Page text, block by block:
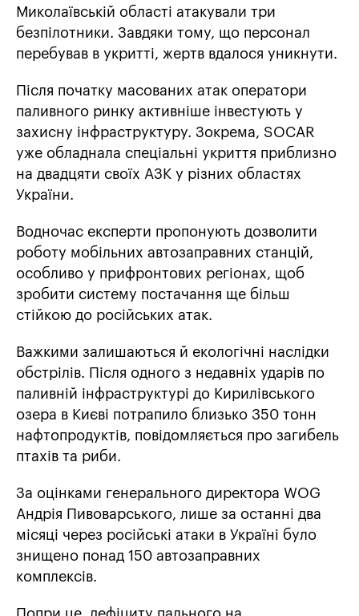
Миколаївській області атакували три
безпілотники. Завдяки тому, що персонал
перебував в укритті, жертв вдалося уникнути.
Після початку масованих атак оператори
паливного ринку активніше інвестують у
захисну інфраструктуру. Зокрема, SOCAR
уже обладнала спеціальні укриття приблизно
на двадцяти своїх АЗК у різних областях
України.
Водночас експерти пропонують дозволити
роботу мобільних автозаправних станцій,
особливо у прифронтових регіонах, щоб
зробити систему постачання ще більш
стійкою до російських атак.
Важкими залишаються й екологічні наслідки
обстрілів. Після одного з недавніх ударів по
паливній інфраструктурі до Кирилівського
озера в Києві потрапило близько 350 тонн
нафтопродуктів, повідомляється про загибель
птахів та риби.
За оцінками генерального директора WOG
Андрія Пивоварського, лише за останні два
місяці через російські атаки в Україні було
знищено понад 150 автозаправних
комплексів.